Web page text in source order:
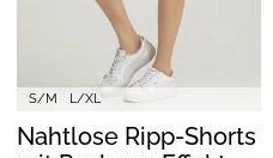
S/M L/XL
Nahtlose Ripp-Shorts